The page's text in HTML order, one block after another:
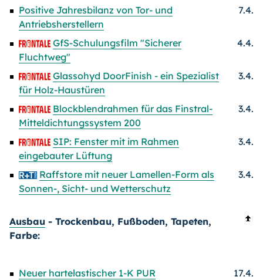
Positive Jahresbilanz von Tor- und
Antriebsherstellern
7.4.
GfS-Schulungsfilm "Sicherer
Fluchtweg"
4.4.
Glassohyd DoorFinish - ein Spezialist
für Holz-Haustüren
3.4.
Blockblendrahmen für das Finstral-
Mitteldichtungssystem 200
3.4.
SIP: Fenster mit im Rahmen
eingebauter Lüftung
3.4.
Raffstore mit neuer Lamellen-Form als
Sonnen-, Sicht- und Wetterschutz
3.4.
Ausbau - Trockenbau, Fußboden, Tapeten,
Farbe:
Neuer hartelastischer 1-K PUR
17.4.